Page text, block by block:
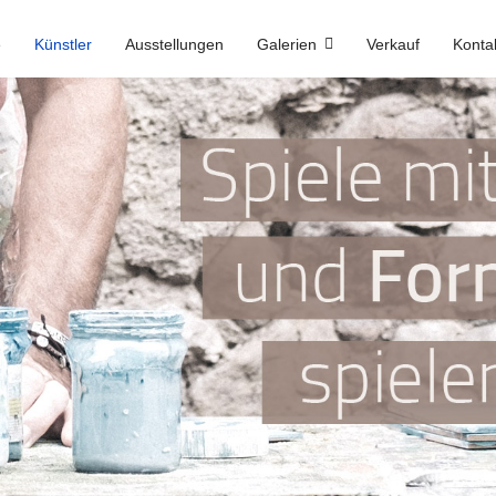
Künstler Ausstellungen Galerien Verkauf